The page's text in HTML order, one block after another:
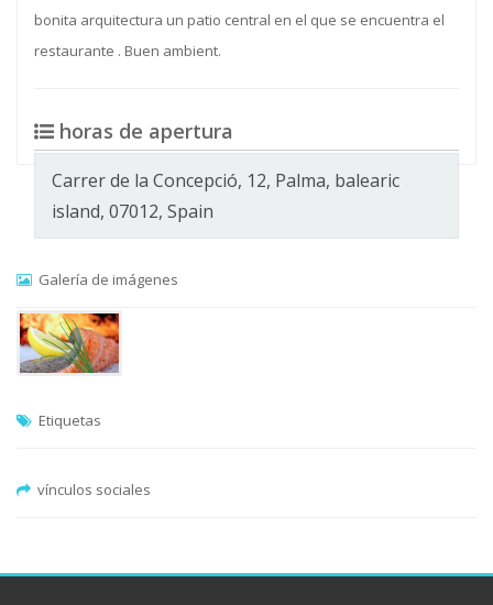
bonita arquitectura un patio central en el que se encuentra el
restaurante . Buen ambient.
horas de apertura
Carrer de la Concepció, 12, Palma, balearic
island, 07012, Spain
Galería de imágenes
Etiquetas
vínculos sociales